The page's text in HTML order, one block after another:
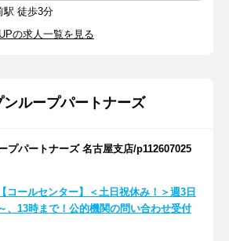
駅 徒歩3分
の求人一覧を見る
ループパートナーズ
プパートナーズ 名古屋支店/p112607025
【コールセンター】＜土日祝休み！＞週3日
、13時まで！公的機関の問い合わせ受付